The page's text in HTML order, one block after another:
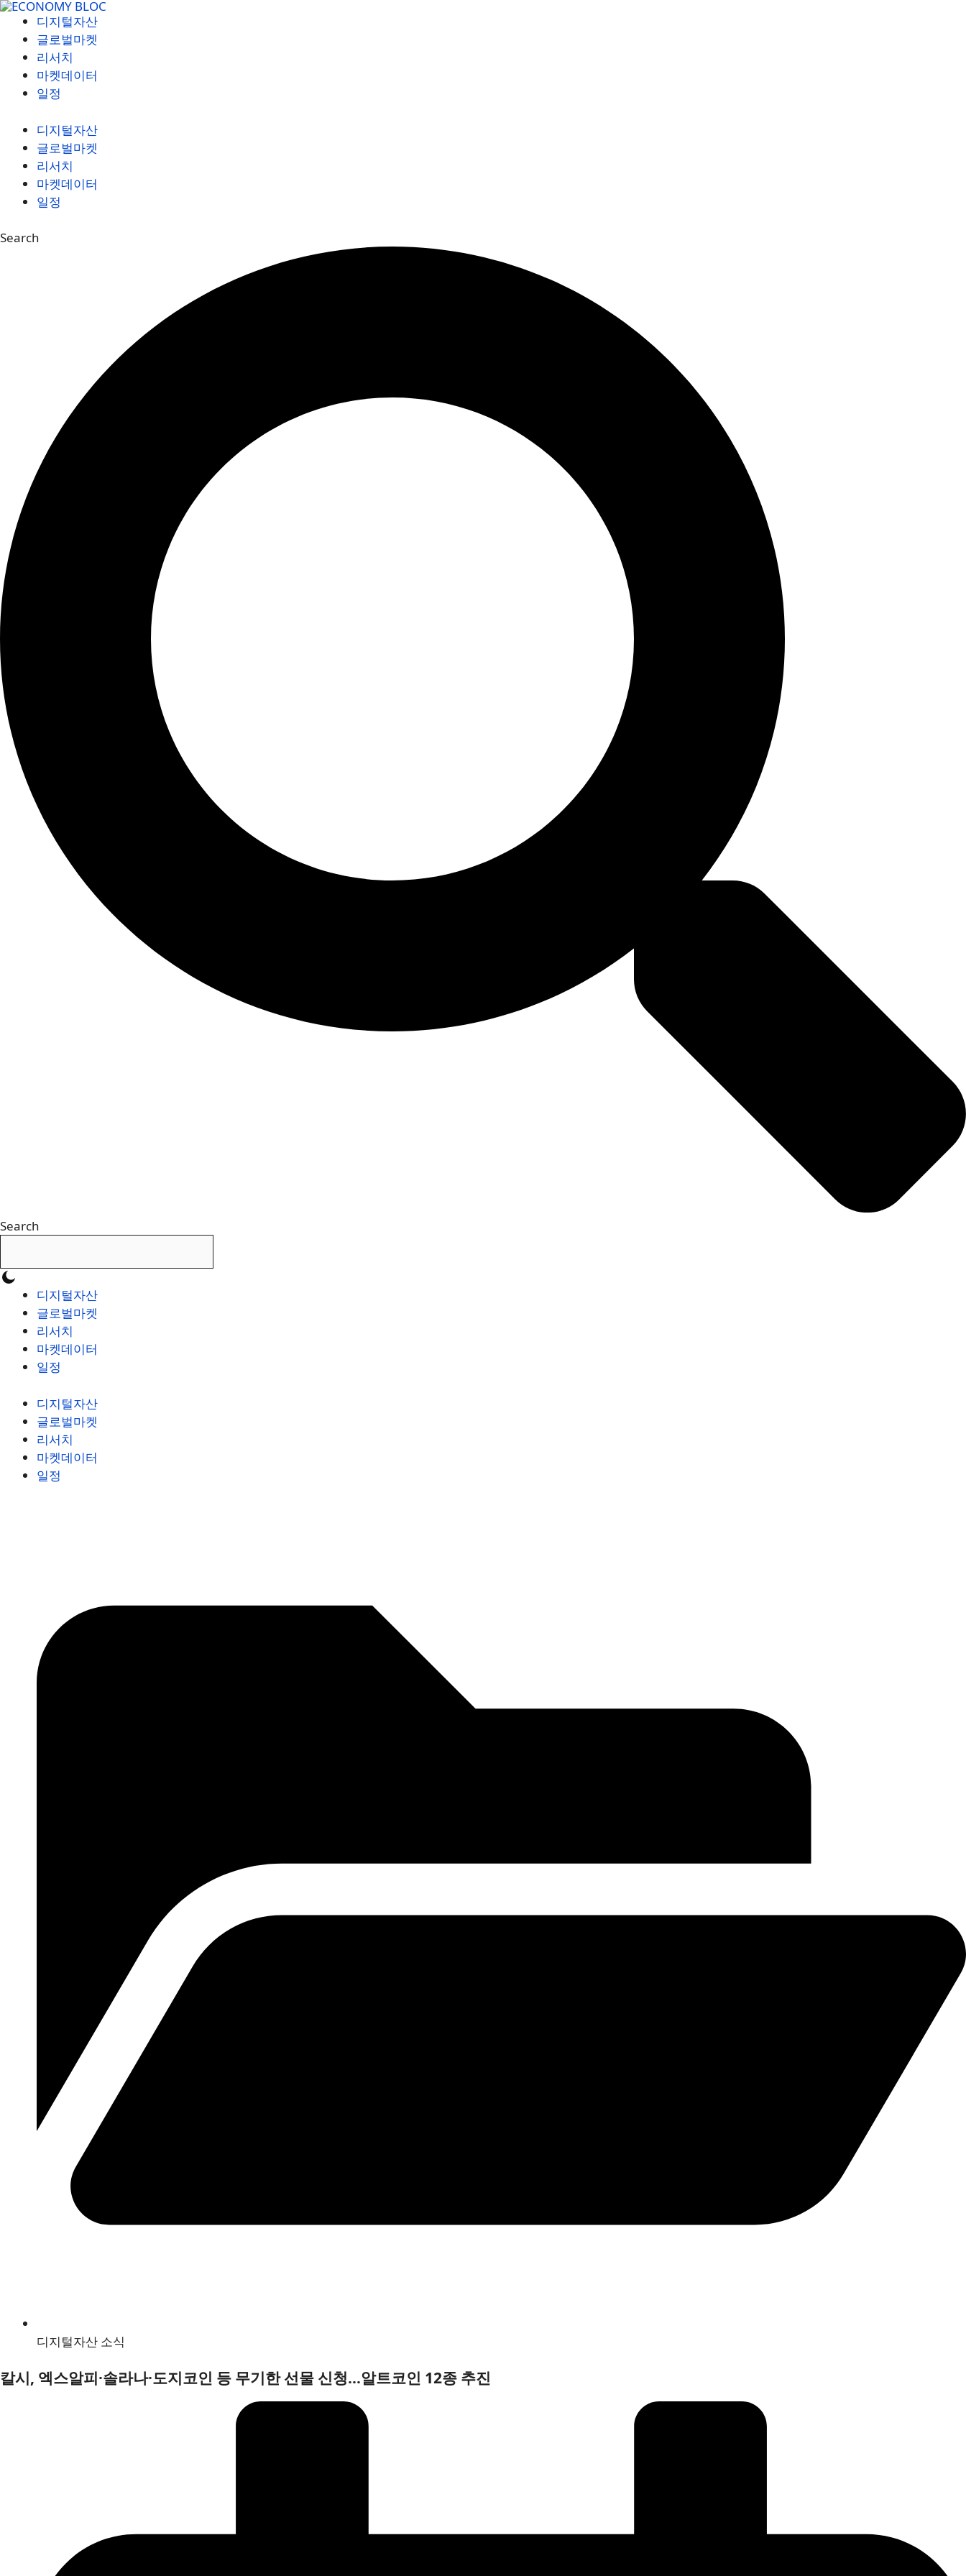
컨
디지털자산
글로벌마켓
리서치
마켓데이터
일정
디지털자산
글로벌마켓
리서치
마켓데이터
일정
Search
Search
디지털자산
글로벌마켓
리서치
마켓데이터
일정
디지털자산
글로벌마켓
리서치
마켓데이터
일정
디지털자산 소식
칼시, 엑스알피·솔라나·도지코인 등 무기한 선물 신청…알트코인 12종 추진